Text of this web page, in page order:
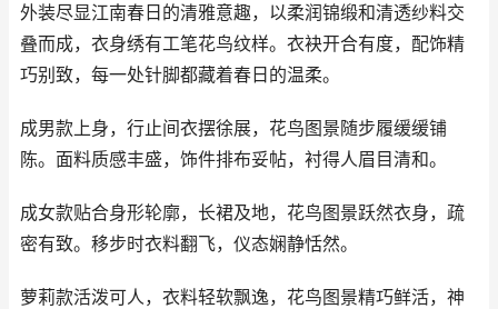
外装尽显江南春日的清雅意趣，以柔润锦缎和清透纱料交
叠而成，衣身绣有工笔花鸟纹样。衣袂开合有度，配饰精
巧别致，每一处针脚都藏着春日的温柔。
成男款上身，行止间衣摆徐展，花鸟图景随步履缓缓铺
陈。面料质感丰盛，饰件排布妥帖，衬得人眉目清和。
成女款贴合身形轮廓，长裙及地，花鸟图景跃然衣身，疏
密有致。移步时衣料翻飞，仪态娴静恬然。
萝莉款活泼可人，衣料轻软飘逸，花鸟图景精巧鲜活，神